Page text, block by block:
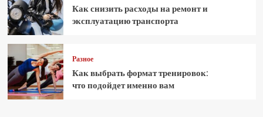
Как снизить расходы на ремонт и
эксплуатацию транспорта
Разное
Как выбрать формат тренировок:
что подойдет именно вам